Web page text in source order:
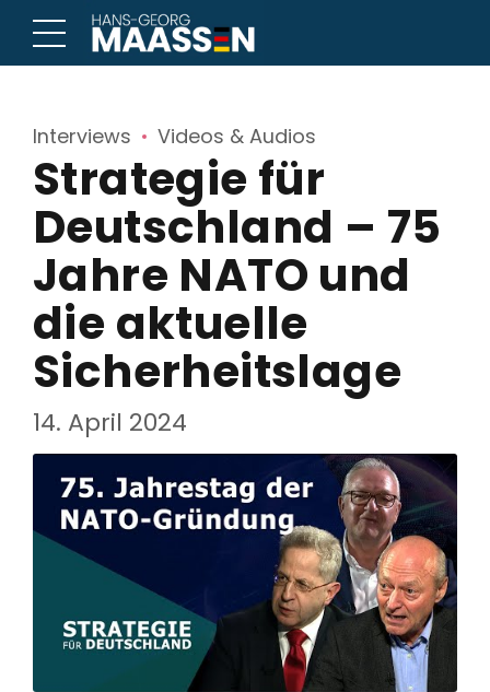
Interviews Videos & Audios
Strategie für
Deutschland – 75
Jahre NATO und
die aktuelle
Sicherheitslage
14. April 2024